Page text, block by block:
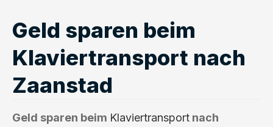
Geld sparen beim
Klaviertransport nach
Zaanstad
Geld sparen beim Klaviertransport nach